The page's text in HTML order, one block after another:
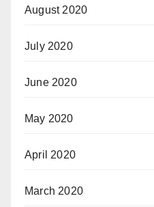
August 2020
July 2020
June 2020
May 2020
April 2020
March 2020